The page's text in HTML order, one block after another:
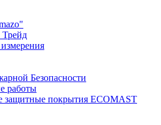
Безопасности
работы
защитные покрытия ECOMAST